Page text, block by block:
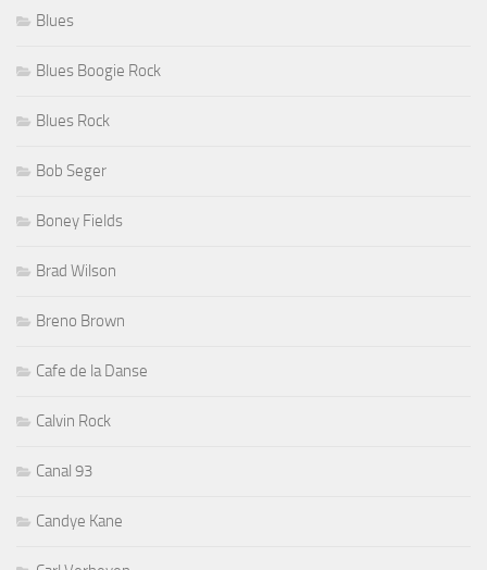
Blues
Blues Boogie Rock
Blues Rock
Bob Seger
Boney Fields
Brad Wilson
Breno Brown
Cafe de la Danse
Calvin Rock
Canal 93
Candye Kane